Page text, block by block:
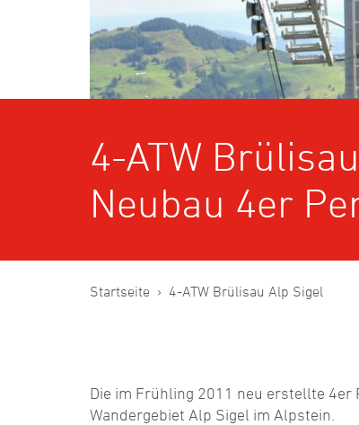
4-ATW
Neubau 4er
Startseite 4-ATW Brülisau Alp Sigel
Die im Frühling 2011 neu erstellte
Wandergebiet Alp Sigel im Alpstein.